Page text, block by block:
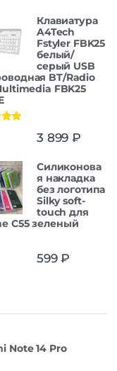
Клавиатура
A4Tech
Fstyler FBK25
белый/
серый USB
BT/Radio
FBK25
3 899 ₽
Силиконова
я накладка
без логотипа
Silky soft-
touch для
C55 зеленый
599₽
Note 14 Pro